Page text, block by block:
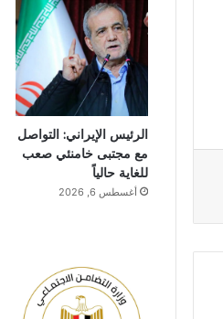
الرئيس الإيراني: التواصل
مع مجتبى خامنئي صعب
للغاية حالياً
أغسطس 6, 2026